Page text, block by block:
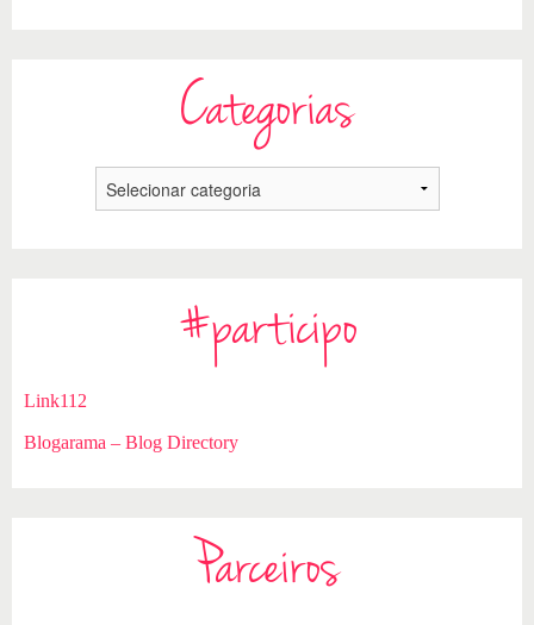
Categorias
#participo
Link112
Blogarama – Blog Directory
Parceiros